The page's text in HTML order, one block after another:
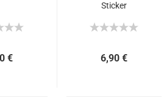
€
Sticker
6,90 €